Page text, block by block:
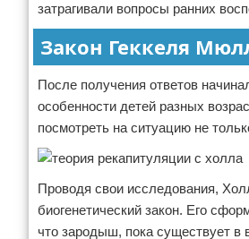
затрагивали вопросы ранних
Закон Геккеля
После получения ответов
особенности детей разных
посмотреть на ситуацию не
Проводя свои исследования,
биогенетический закон. Его
что зародыш, пока существует в